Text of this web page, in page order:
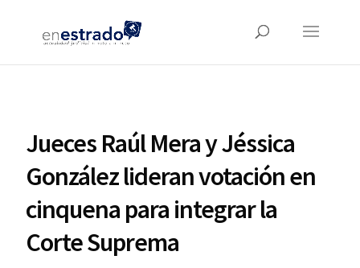
Jueces Raúl Mera y Jéssica
González lideran votación en
cinquena para integrar la
Corte Suprema